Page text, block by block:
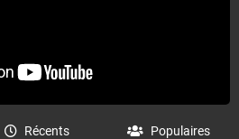
Récents Populaires